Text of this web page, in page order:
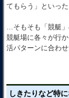
てもらう」といっ
…そもそも「競艇
競艇場に各々が行
活パターンに合わ
しきたりなど特